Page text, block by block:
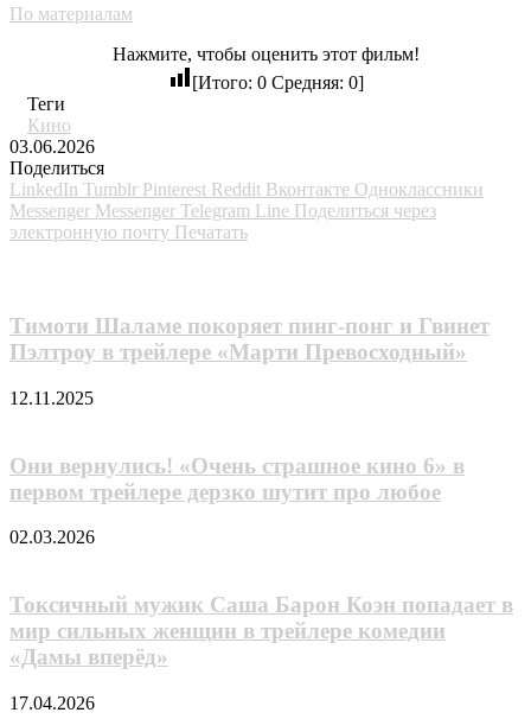
По материалам
Нажмите, чтобы оценить этот фильм!
[Итого: 0Средняя: 0]
Теги
Кино
03.06.2026
Поделиться
LinkedIn Tumblr Pinterest Reddit Вконтакте Одноклассники
Messenger Messenger Telegram Line Поделиться через
электронную почту Печатать
Тимоти Шаламе покоряет пинг-понг и Гвинет
Пэлтроу в трейлере «Марти Превосходный»
12.11.2025
Они вернулись! «Очень страшное кино 6» в
первом трейлере дерзко шутит про любое
02.03.2026
Токсичный мужик Саша Барон Коэн попадает в
мир сильных женщин в трейлере комедии
«Дамы вперёд»
17.04.2026